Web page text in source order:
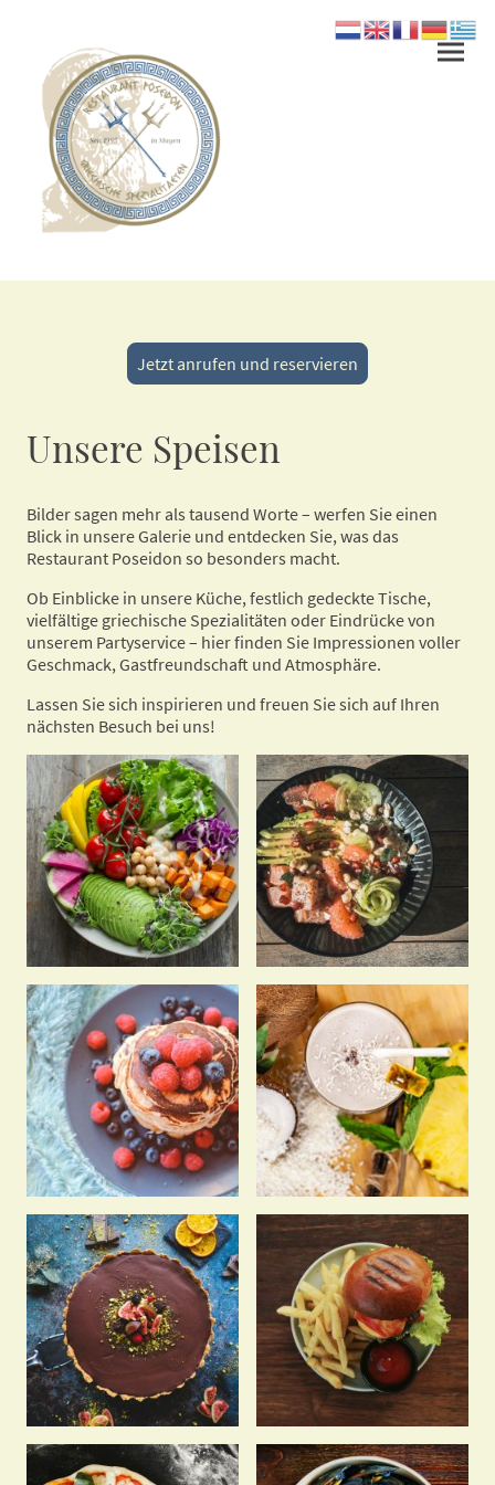
Jetzt anrufen und reservieren
Unsere Speisen
Bilder sagen mehr als tausend Worte – werfen Sie einen
Blick in unsere Galerie und entdecken Sie, was das
Restaurant Poseidon so besonders macht.
Ob Einblicke in unsere Küche, festlich gedeckte Tische,
vielfältige griechische Spezialitäten oder Eindrücke von
unserem Partyservice – hier finden Sie Impressionen voller
Geschmack, Gastfreundschaft und Atmosphäre.
Lassen Sie sich inspirieren und freuen Sie sich auf Ihren
nächsten Besuch bei uns!